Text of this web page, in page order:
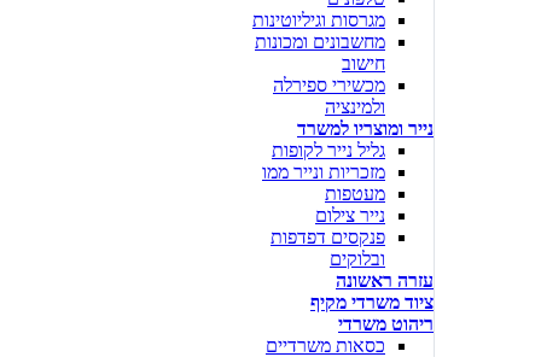
מגרסות וגיליוטינות
מחשבונים ומכונות
חישוב
מכשירי ספירלה
ולמינציה
נייר ומוצריו למשרד
גליל נייר לקופות
מזכריות ונייר ממו
מעטפות
נייר צילום
פנקסים דפדפות
ובלוקים
עזרה ראשונה
ציוד משרדי מקיף
ריהוט משרדי
כסאות משרדיים